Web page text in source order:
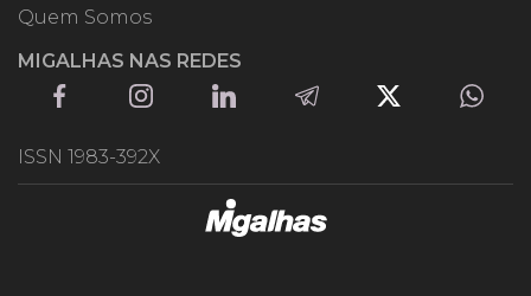
Quem Somos
MIGALHAS NAS REDES
ISSN 1983-392X